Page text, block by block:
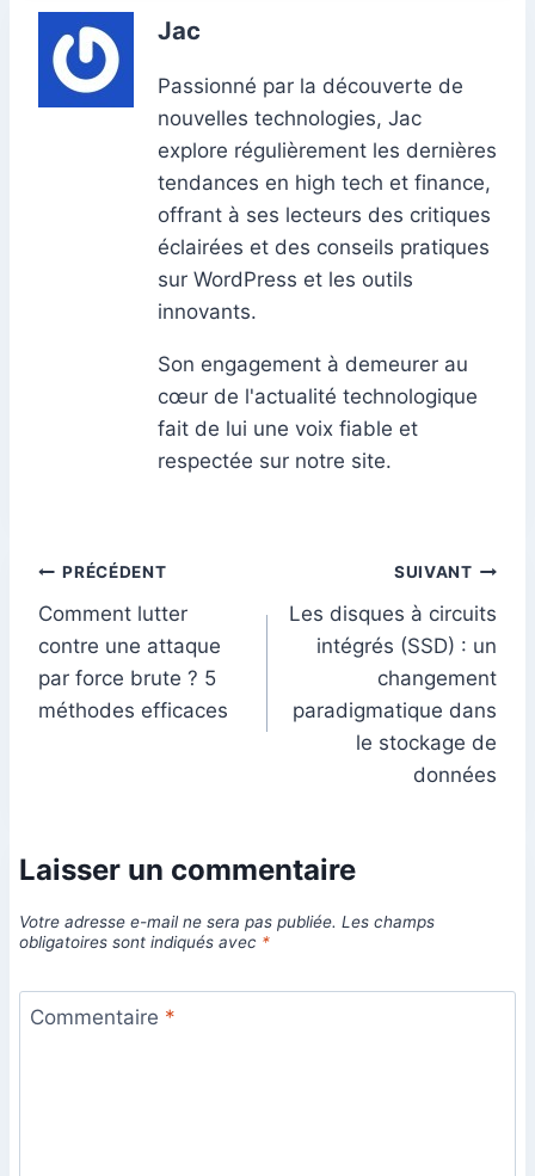
Jac
Passionné par la découverte de
nouvelles technologies, Jac
explore régulièrement les dernières
tendances en high tech et finance,
offrant à ses lecteurs des critiques
éclairées et des conseils pratiques
sur WordPress et les outils
innovants.
Son engagement à demeurer au
cœur de l'actualité technologique
fait de lui une voix fiable et
respectée sur notre site.
Navigation
de
l’article
PRÉCÉDENT
Comment lutter
contre une attaque
par force brute ? 5
méthodes efficaces
SUIVANT
Les disques à circuits
intégrés (SSD) : un
changement
paradigmatique dans
le stockage de
données
Laisser un commentaire
Votre adresse e-mail ne sera pas publiée. Les champs
obligatoires sont indiqués avec *
Commentaire *